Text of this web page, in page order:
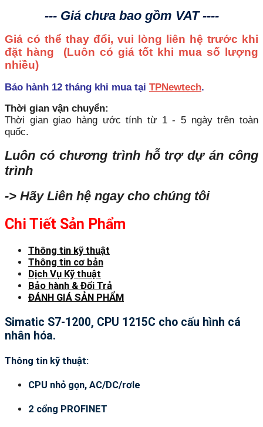
--- Giá chưa bao gồm VAT ----
Giá có thể thay đổi, vui lòng liên hệ trước khi
đặt hàng (Luôn có giá tốt khi mua số lượng
nhiều)
Bảo hành 12 tháng khi mua tại TPNewtech.
Thời gian vận chuyển:
Thời gian giao hàng ước tính từ 1 - 5 ngày trên toàn
quốc.
Luôn có chương trình hỗ trợ dự án công
trình
-> Hãy Liên hệ ngay cho chúng tôi
Chi Tiết Sản Phẩm
Thông tin kỹ thuật
Thông tin cơ bản
Dịch Vụ Kỹ thuật
Bảo hành & Đổi Trả
ĐÁNH GIÁ SẢN PHẨM
Simatic S7-1200, CPU 1215C cho cấu hình cá
nhân hóa.
Thông tin kỹ thuật:
CPU nhỏ gọn, AC/DC/rơle
2 cổng PROFINET